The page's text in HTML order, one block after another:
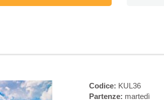
Codice: KUL36
Partenze: martedì